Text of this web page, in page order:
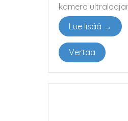
kamera
Lue lisää →
Vertaa